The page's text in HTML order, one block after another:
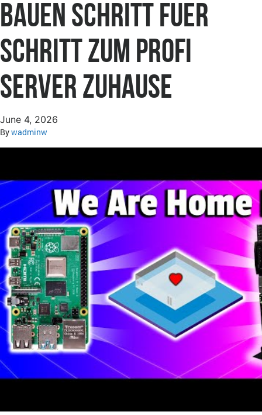
bauen Schritt fuer
Schritt zum Profi
Server zuhause
June 4, 2026
Bywadminw